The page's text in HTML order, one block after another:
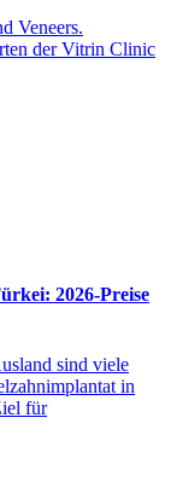
Veneers.
der Vitrin Clinic
2026‑Preise
sind viele
in
für